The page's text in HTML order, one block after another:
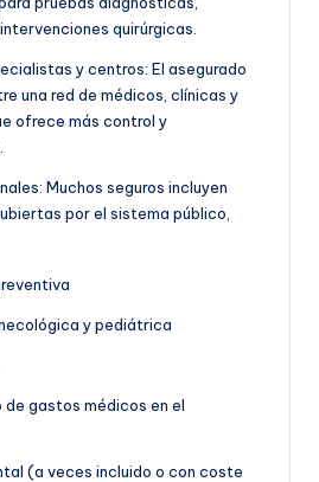
quirúrgicas.
y centros: El asegurado
una red de médicos, clínicas y
ofrece más control y
Muchos seguros incluyen
por el sistema público,
y pediátrica
de gastos médicos en el
(a veces incluido o con coste